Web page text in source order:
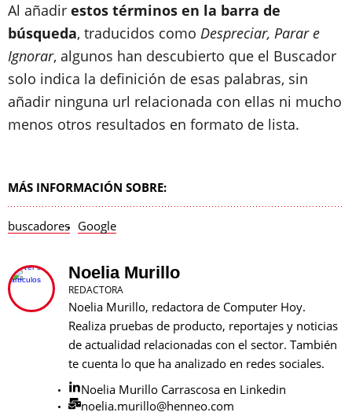
Al añadir estos términos en la barra de
búsqueda, traducidos como Despreciar, Parar e
Ignorar, algunos han descubierto que el Buscador
solo indica la definición de esas palabras, sin
añadir ninguna url relacionada con ellas ni mucho
menos otros resultados en formato de lista.
MÁS INFORMACIÓN SOBRE:
buscadores Google
Noelia Murillo
REDACTORA
Noelia Murillo, redactora de Computer Hoy.
Realiza pruebas de producto, reportajes y noticias
de actualidad relacionadas con el sector. También
te cuenta lo que ha analizado en redes sociales.
Noelia Murillo Carrascosa en Linkedin
noelia.murillo@henneo.com